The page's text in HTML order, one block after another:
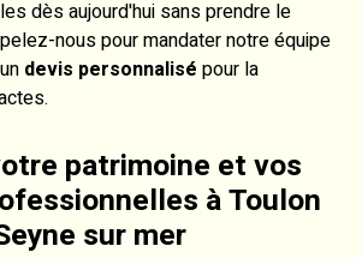
dès aujourd'hui sans prendre le
nous pour mandater notre équipe
devis personnalisé pour la
patrimoine et vos
à Toulon
sur mer